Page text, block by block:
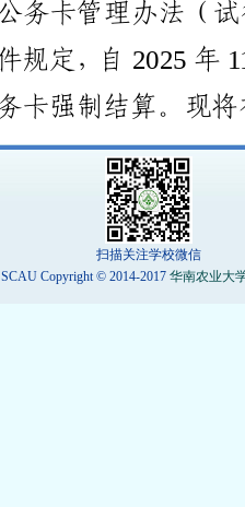
扫描关注学校微信
SCAU Copyright © 2014-2017 华南农业大